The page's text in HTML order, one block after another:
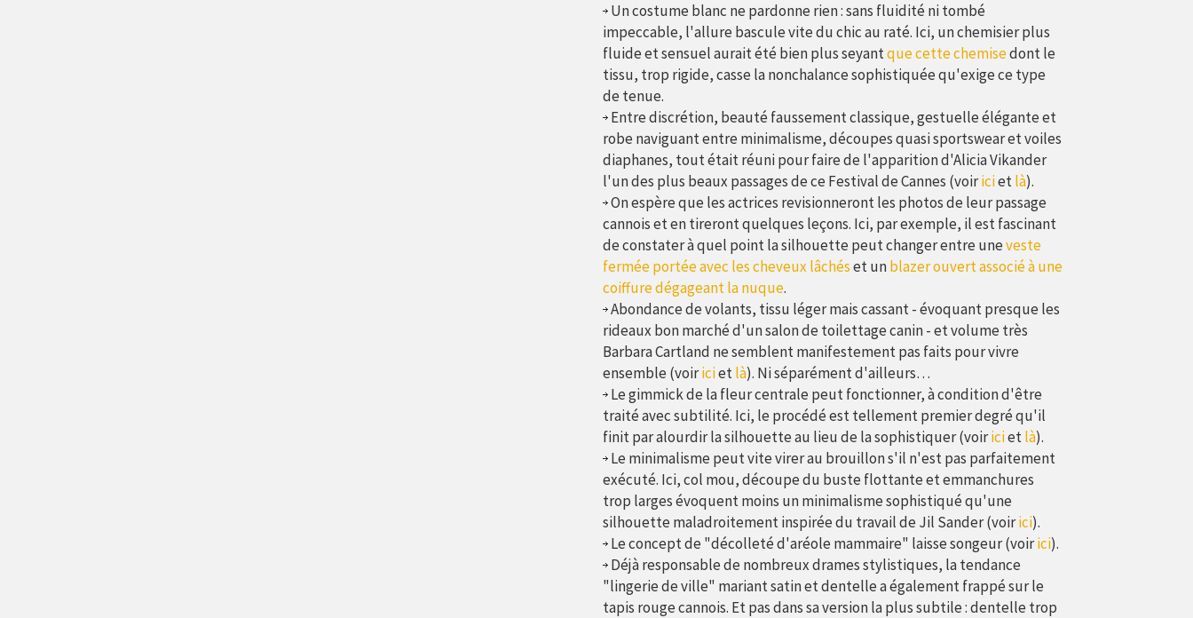
Un costume blanc ne pardonne rien : sans fluidité ni tombé
impeccable, l'allure bascule vite du chic au raté. Ici, un chemisier plus
fluide et sensuel aurait été bien plus seyantque cette chemisedont le
tissu, trop rigide, casse la nonchalance sophistiquée qu'exige ce type
de tenue.
Entre discrétion, beauté faussement classique, gestuelle élégante et
robe naviguant entre minimalisme, découpes quasi sportswear et voiles
diaphanes, tout était réuni pour faire de l'apparition d'Alicia Vikander
l'un des plus beaux passages de ce Festival de Cannes (voiricietlà).
On espère que les actrices revisionneront les photos de leur passage
cannois et en tireront quelques leçons. Ici, par exemple, il est fascinant
de constater à quel point la silhouette peut changer entre uneveste
fermée portée avec les cheveux lâchéset unblazer ouvert associé à une
coiffure dégageant la nuque.
Abondance de volants, tissu léger mais cassant - évoquant presque les
rideaux bon marché d'un salon de toilettage canin - et volume très
Barbara Cartland ne semblent manifestement pas faits pour vivre
ensemble (voiricietlà). Ni séparément d'ailleurs…
Le gimmick de la fleur centrale peut fonctionner, à condition d'être
traité avec subtilité. Ici, le procédé est tellement premier degré qu'il
finit par alourdir la silhouette au lieu de la sophistiquer (voiricietlà).
Le minimalisme peut vite virer au brouillon s'il n'est pas parfaitement
exécuté. Ici, col mou, découpe du buste flottante et emmanchures
trop larges évoquent moins un minimalisme sophistiqué qu'une
silhouette maladroitement inspirée du travail de Jil Sander (voirici).
Le concept de "décolleté d'aréole mammaire" laisse songeur (voirici).
Déjà responsable de nombreux drames stylistiques, la tendance
"lingerie de ville" mariant satin et dentelle a également frappé sur le
tapis rouge cannois. Et pas dans sa version la plus subtile : dentelle trop